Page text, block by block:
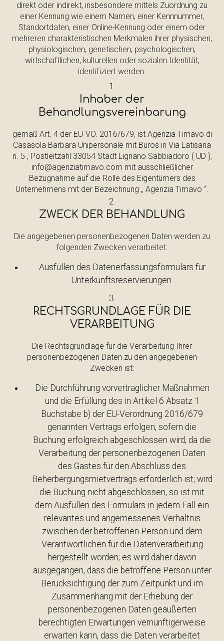
direkt oder indirekt, insbesondere mittels Zuordnung zu
einer Kennung wie einem Namen, einer Kennnummer,
Standortdaten, einer Online-Kennung oder einem oder
mehreren charakteristischen Merkmalen ihrer physischen,
physiologischen, genetischen, psychologischen,
wirtschaftlichen, kulturellen oder sozialen Identität,
identifiziert werden.
Inhaber der
Behandlungsvereinbarung
gemäß Art. 4 der EU-VO. 2016/679, ist Agenzia Timavo di
Casasola Barbara Unipersonale mit Büros in Via Latisana
n. 5 , Postleitzahl 33054 Stadt Lignano Sabbiadoro ( UD ),
info@agenziatimavo.com mit ausschließlicher
Bezugnahme auf die Rolle des Eigentümers des
Unternehmens mit der Bezeichnung „ Agenzia Timavo “.
ZWECK DER BEHANDLUNG
Die angegebenen personenbezogenen Daten werden zu
folgenden Zwecken verarbeitet:
Ausfüllen des Datenerfassungsformulars für
Unterkunftsreservierungen.
RECHTSGRUNDLAGE FÜR DIE
VERARBEITUNG
Die Rechtsgrundlage für die Verarbeitung Ihrer
personenbezogenen Daten zu den angegebenen
Zwecken ist:
Die Durchführung vorvertraglicher Maßnahmen
und die Erfüllung des in Artikel 6 Absatz 1
Buchstabe b) der EU-Verordnung 2016/679
genannten Vertrags erfolgen, sofern die
Buchung erfolgreich abgeschlossen wird, da die
Verarbeitung der personenbezogenen Daten
des Gastes für den Abschluss des
Beherbergungsmietvertrags erforderlich ist; wird
die Buchung nicht abgeschlossen, so ist mit
dem Ausfüllen des Formulars in jedem Fall ein
relevantes und angemessenes Verhältnis
zwischen der betroffenen Person und dem
Verantwortlichen für die Datenverarbeitung
hergestellt worden; es wird daher davon
ausgegangen, dass die betroffene Person unter
Berücksichtigung der zum Zeitpunkt und im
Zusammenhang mit der Erhebung der
personenbezogenen Daten geäußerten
berechtigten Erwartungen vernünftigerweise
erwarten kann, dass die Daten verarbeitet